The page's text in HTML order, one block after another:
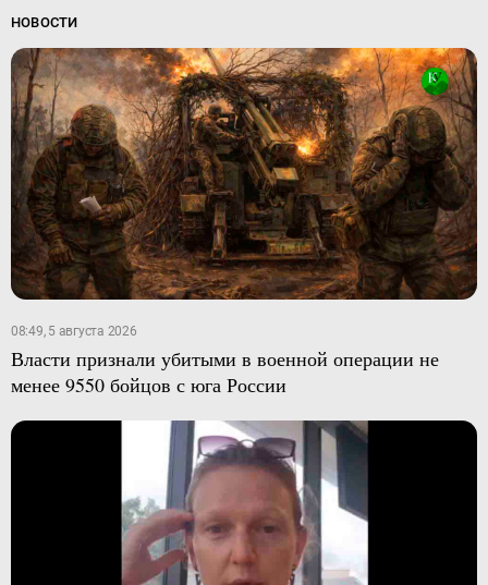
НОВОСТИ
08:49, 5 августа 2026
Власти признали убитыми в военной операции не
менее 9550 бойцов с юга России